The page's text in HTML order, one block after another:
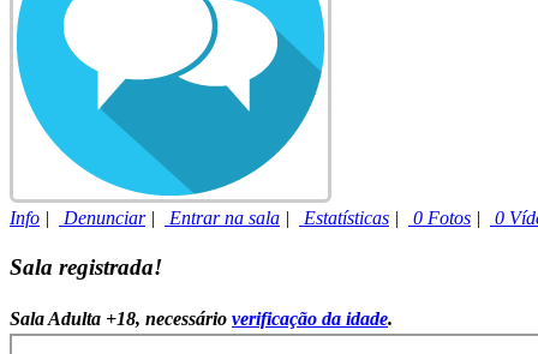
Info | Denunciar| Entrar na sala | Estatísticas | 0 Fotos | 0
Sala registrada!
Sala Adulta +18, necessário verificação da idade.